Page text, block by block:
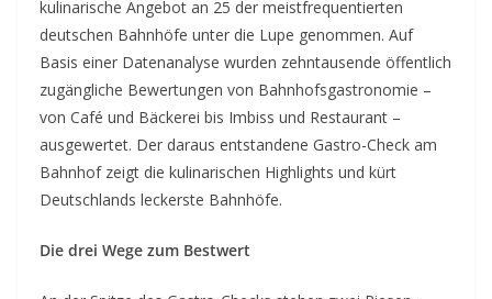
kulinarische Angebot an 25 der meistfrequentierten
deutschen Bahnhöfe unter die Lupe genommen. Auf
Basis einer Datenanalyse wurden zehntausende öffentlich
zugängliche Bewertungen von Bahnhofsgastronomie –
von Café und Bäckerei bis Imbiss und Restaurant –
ausgewertet. Der daraus entstandene Gastro-Check am
Bahnhof zeigt die kulinarischen Highlights und kürt
Deutschlands leckerste Bahnhöfe.
Die drei Wege zum Bestwert